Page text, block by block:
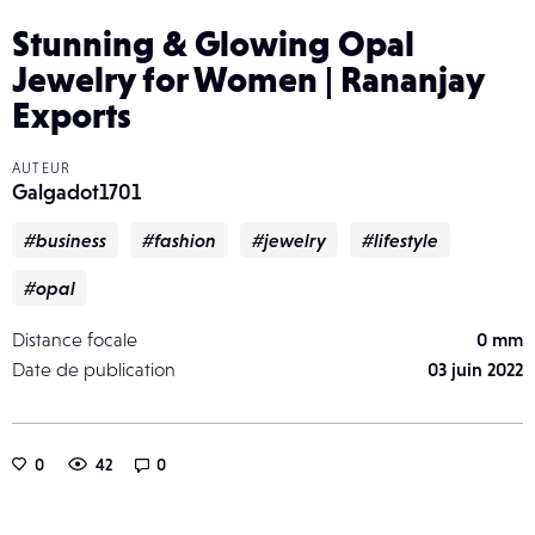
Stunning & Glowing Opal
Jewelry for Women | Rananjay
Exports
AUTEUR
Galgadot1701
#business #fashion #jewelry #lifestyle
#opal
Distance focale
0 mm
Date de publication
03 juin 2022
0 42 0